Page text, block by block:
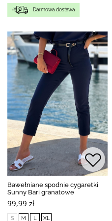
Darmowa dostawa
Bawełniane spodnie cygaretki
Sunny Bari granatowe
99,99 zł
S M L XL